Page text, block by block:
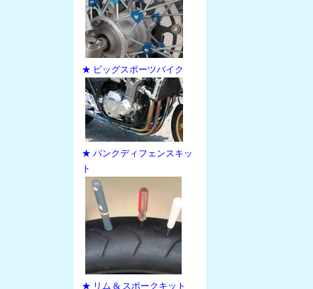
★ ビッグスポーツバイク
★ パンクディフェンスキッ
ト
★ リム & スポークキット